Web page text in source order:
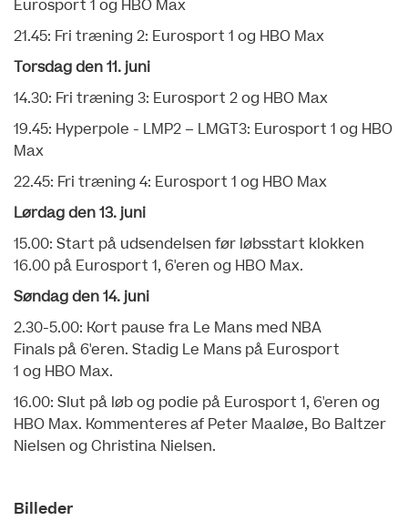
Eurosport 1 og HBO Max
21.45: Fri træning 2: Eurosport 1 og HBO Max
Torsdag den 11. juni
14.30: Fri træning 3: Eurosport 2 og HBO Max
19.45: Hyperpole - LMP2 – LMGT3: Eurosport 1 og HBO
Max
22.45: Fri træning 4: Eurosport 1 og HBO Max
Lørdag den 13. juni
15.00: Start på udsendelsen før løbsstart klokken
16.00 på Eurosport 1, 6'eren og HBO Max.
Søndag den 14. juni
2.30-5.00: Kort pause fra Le Mans med NBA
Finals på 6'eren. Stadig Le Mans på Eurosport
1 og HBO Max.
16.00: Slut på løb og podie på Eurosport 1, 6'eren og
HBO Max. Kommenteres af Peter Maaløe, Bo Baltzer
Nielsen og Christina Nielsen.
Billeder